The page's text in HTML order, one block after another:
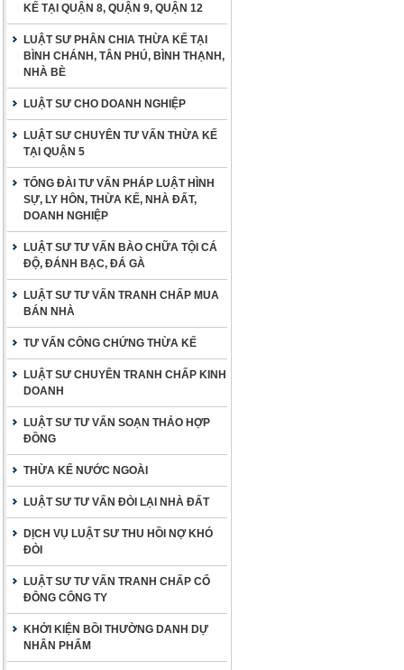
KẾ TẠI QUẬN 8, QUẬN 9, QUẬN 12
LUẬT SƯ PHÂN CHIA THỪA KẾ TẠI
BÌNH CHÁNH, TÂN PHÚ, BÌNH THẠNH,
NHÀ BÈ
LUẬT SƯ CHO DOANH NGHIỆP
LUẬT SƯ CHUYÊN TƯ VẤN THỪA KẾ
TẠI QUẬN 5
TỔNG ĐÀI TƯ VẤN PHÁP LUẬT HÌNH
SỰ, LY HÔN, THỪA KẾ, NHÀ ĐẤT,
DOANH NGHIỆP
LUẬT SƯ TƯ VẤN BÀO CHỮA TỘI CÁ
ĐỘ, ĐÁNH BẠC, ĐÁ GÀ
LUẬT SƯ TƯ VẤN TRANH CHẤP MUA
BÁN NHÀ
TƯ VẤN CÔNG CHỨNG THỪA KẾ
LUẬT SƯ CHUYÊN TRANH CHẤP KINH
DOANH
LUẬT SƯ TƯ VẤN SOẠN THẢO HỢP
ĐỒNG
THỪA KẾ NƯỚC NGOÀI
LUẬT SƯ TƯ VẤN ĐÒI LẠI NHÀ ĐẤT
DỊCH VỤ LUẬT SƯ THU HỒI NỢ KHÓ
ĐÒI
LUẬT SƯ TƯ VẤN TRANH CHẤP CỔ
ĐÔNG CÔNG TY
KHỞI KIỆN BỒI THƯỜNG DANH DỰ
NHÂN PHẨM